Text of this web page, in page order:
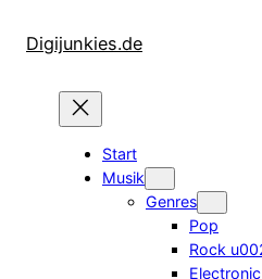
InhaltDigijunkies.de
Start
Musik
Genres
Pop
Rock
Electronic